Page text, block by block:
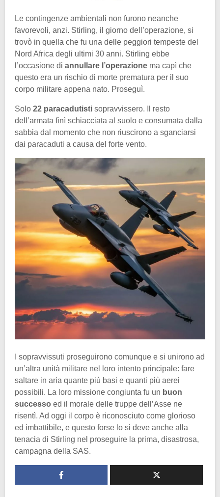
Le contingenze ambientali non furono neanche
favorevoli, anzi. Stirling, il giorno dell’operazione, si
trovò in quella che fu una delle peggiori tempeste del
Nord Africa degli ultimi 30 anni. Stirling ebbe
l’occasione di annullare l’operazione ma capì che
questo era un rischio di morte prematura per il suo
corpo militare appena nato. Proseguì.
Solo 22 paracadutisti sopravvissero. Il resto
dell’armata finì schiacciata al suolo e consumata dalla
sabbia dal momento che non riuscirono a sganciarsi
dai paracaduti a causa del forte vento.
I sopravvissuti proseguirono comunque e si unirono ad
un’altra unità militare nel loro intento principale: fare
saltare in aria quante più basi e quanti più aerei
possibili. La loro missione congiunta fu un buon
successo ed il morale delle truppe dell’Asse ne
risentì. Ad oggi il corpo è riconosciuto come glorioso
ed imbattibile, e questo forse lo si deve anche alla
tenacia di Stirling nel proseguire la prima, disastrosa,
campagna della SAS.